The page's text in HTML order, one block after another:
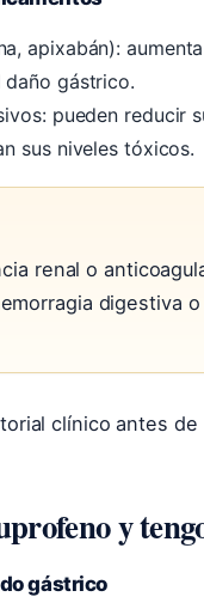
apixabán):
gástrico.
pueden reducir
sus niveles tóxicos.
renal o
digestiva
clínico antes
y
gástrico